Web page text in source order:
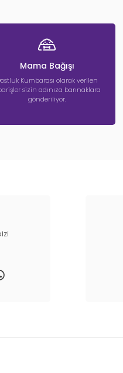
Mama Bağışı
Kumbarası olarak verilen
sizin adınıza barınaklara
gönderiliyor.